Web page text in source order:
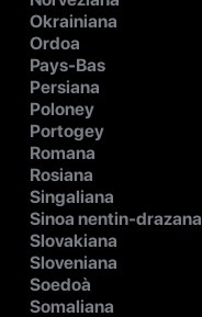
Okrainiana
Ordoa
Pays-Bas
Persiana
Poloney
Portogey
Romana
Rosiana
Singaliana
Sinoa nentin-drazana
Slovakiana
Sloveniana
Soedoà
Somaliana